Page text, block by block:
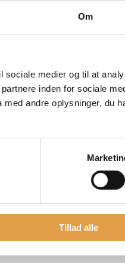
Om
sociale medier og til at
inden for sociale
andre oplysninger, du
Tillad alle